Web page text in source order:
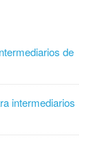
de
intermediarios